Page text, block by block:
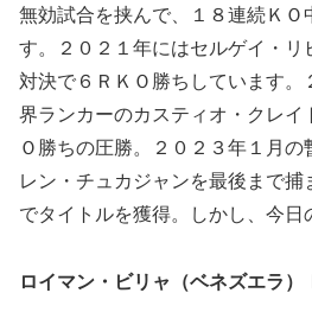
無効試合を挟んで、１８連続ＫＯ
す。２０２１年にはセルゲイ・リ
対決で６ＲＫＯ勝ちしています
界ランカーのカスティオ・クレイ
Ｏ勝ちの圧勝。２０２３年１月の
レン・チュカジャンを最後まで
でタイトルを獲得。しかし、今日
ロイマン・ビリャ（ベネズエラ）